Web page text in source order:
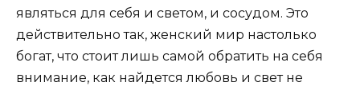
являться для себя и светом, и сосудом. Это
действительно так, женский мир настолько
богат, что стоит лишь самой обратить на себя
внимание, как найдется любовь и свет не